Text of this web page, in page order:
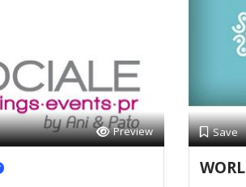
Preview Save